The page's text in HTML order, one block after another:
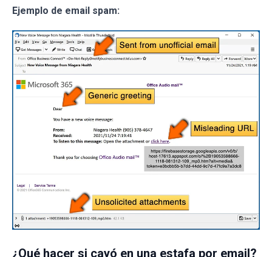
Ejemplo de email spam:
¿Qué hacer si cayó en una estafa por email?